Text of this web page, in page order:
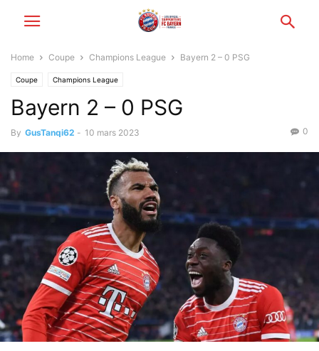
Home Coupe Champions League Bayern 2 – 0 PSG
Coupe Champions League
Bayern 2 – 0 PSG
By GusTanqi62 - 10 mars 2023 0